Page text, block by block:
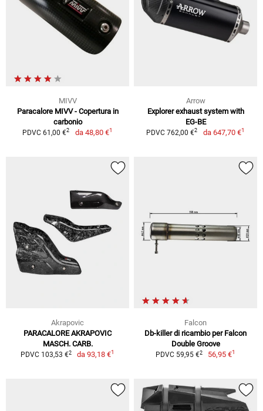
MIVV
Paracalore MIVV - Copertura in
carbonio
PDVC 61,00 €2 da 48,80 €1
Arrow
Explorer exhaust system with
EG-BE
PDVC 762,00 €2 da 647,70 €1
Akrapovic
PARACALORE AKRAPOVIC
MASCH. CARB.
PDVC 103,53 €2 da93,18 €1
Falcon
Db-killer di ricambio per Falcon
Double Groove
PDVC 59,95 €2 56,95 €1